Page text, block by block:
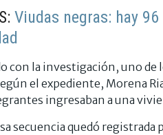
Viudas negras: hay
con la investigación, uno de
el expediente, Morena
ingresaban a una
secuencia quedó